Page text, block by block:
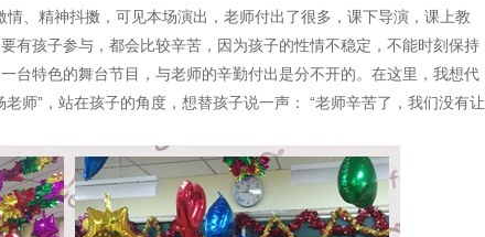
、精神抖擞，可见本场演出，老师付出了很多，课下导演，课上教
有孩子参与，都会比较辛苦，因为孩子的性情不稳定，不能时刻保持
台特色的舞台节目，与老师的辛勤付出是分不开的。在这里，我想代
师”，站在孩子的角度，想替孩子说一声： “老师辛苦了，我们没有让